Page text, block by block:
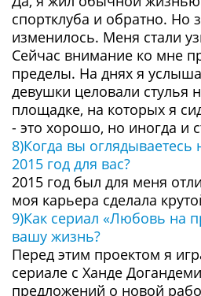
спортклуба и обратно. Но
изменилось. Меня стали
Сейчас внимание ко мне
пределы. На днях я
девушки целовали стулья
площадке, на которых я
- это хорошо, но иногда и
8)Когда вы оглядываетесь
2015 год для вас?
2015 год был для меня
моя карьера сделала
9)Как сериал «Любовь на
вашу жизнь?
Перед этим проектом я
сериале с Ханде
предложений о новой